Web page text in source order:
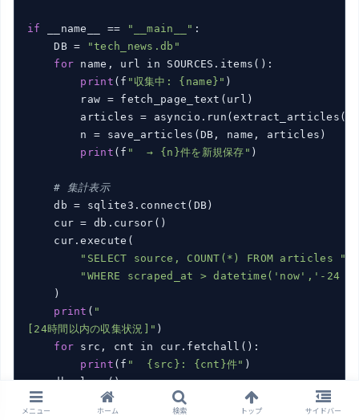
if __name__ == "__main__" :
    DB =
"tech_news.db"
for name, url in SOURCES.items():
print (f "収集中: {name}" )
        raw = fetch_page_text(url)
articles =
        n = save_articles(DB, name, articles)
print (f "  → {n}件を新規保存" )
# 集計表示
    db = sqlite3.connect(DB)
    cur = db.cursor()
    cur.execute(
"SELECT source, COUNT(*) FROM articles "
"WHERE scraped_at > datetime('now','-24
    )
print ( "
[24時間以内の収集状況]" )
for src, cnt in cur.fetchall():
print (f "  {src}: {cnt}件" )
    db.close()
メニュー ホーム 検索 トップ サイドバー